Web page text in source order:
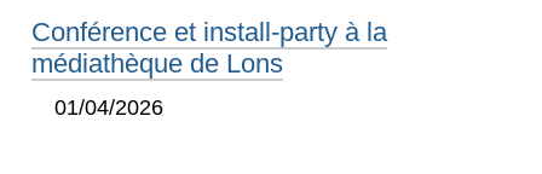
Conférence et install-party à la
médiathèque de Lons
01/04/2026